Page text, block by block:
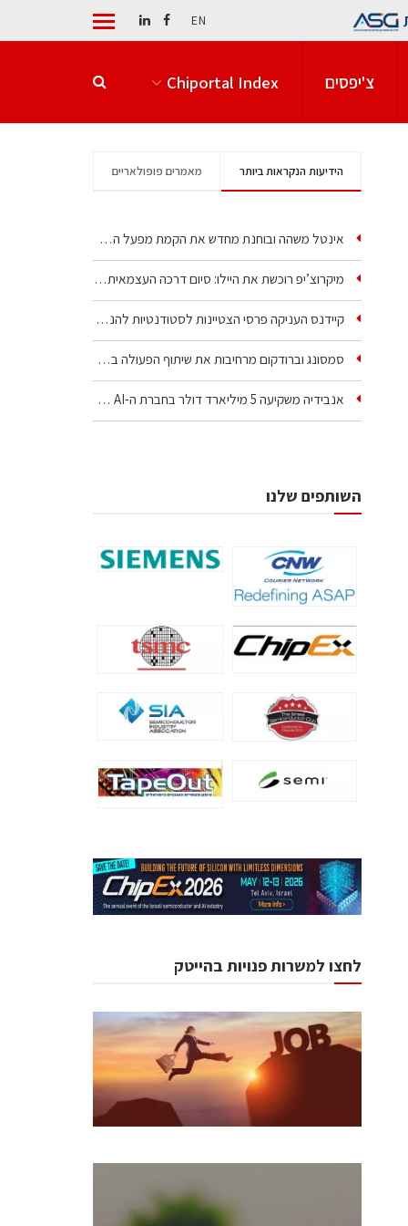
EN
צ'יפסים Chiportal Index
הידיעות הנקראות ביותר מאמרים פופולאריים
אינטל משהה ובוחנת מחדש את הקמת מפעל הענק שלה בקריית גת
מיקרוצ’יפ רוכשת את היילו: סיום דרכה העצמאית של אחת…
קיידנס העניקה פרסי הצטיינות לסטודנטיות להנדסת חשמל ופיזיקה
סמסונג וברודקום מרחיבות את שיתוף הפעולה בשבבי AI…
אנבידיה משקיעה 5 מיליארד דולר בחברת ה-AI של איליה סוצקבר
השותפים שלנו
לחצו למשרות פנויות בהייטק